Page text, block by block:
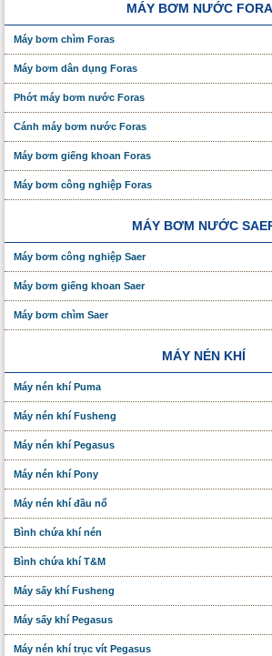
MÁY BƠM NƯỚC
Máy bơm chìm Foras
Máy bơm dân dụng Foras
Phớt máy bơm nước Foras
Cánh máy bơm nước Foras
Máy bơm giếng khoan Foras
Máy bơm công nghiệp Foras
MÁY BƠM NƯỚC
Máy bơm công nghiệp Saer
Máy bơm giếng khoan Saer
Máy bơm chìm Saer
MÁY NÉN KHÍ
Máy nén khí Puma
Máy nén khí Fusheng
Máy nén khí Pegasus
Máy nén khí Pony
Máy nén khí đầu nổ
Bình chứa khí nén
Bình chứa khí T&M
Máy sấy khí Fusheng
Máy sấy khí Pegasus
Máy nén khí trục vít Pegasus